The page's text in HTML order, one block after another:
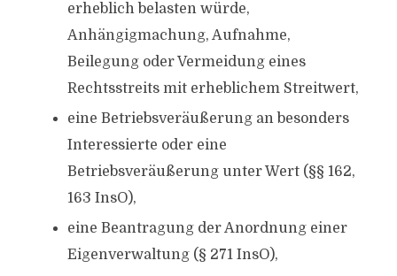
erheblich belasten würde,
Anhängigmachung, Aufnahme,
Beilegung oder Vermeidung eines
Rechtsstreits mit erheblichem Streitwert,
eine Betriebsveräußerung an besonders
Interessierte oder eine
Betriebsveräußerung unter Wert (§§ 162,
163 InsO),
eine Beantragung der Anordnung einer
Eigenverwaltung (§ 271 InsO),